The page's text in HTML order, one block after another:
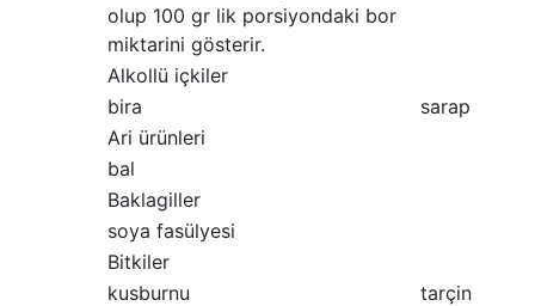
olup 100 gr lik porsiyondaki bor
miktarini gösterir.
Alkollü içkiler
bira
sarap
Ari ürünleri
bal
Baklagiller
soya fasülyesi
Bitkiler
kusburnu
tarçin